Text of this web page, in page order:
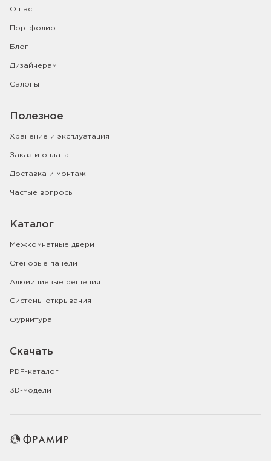
О нас
Портфолио
Блог
Дизайнерам
Салоны
Полезное
Хранение и эксплуатация
Заказ и оплата
Доставка и монтаж
Частые вопросы
Каталог
Межкомнатные двери
Стеновые панели
Алюминиевые решения
Системы открывания
Фурнитура
Скачать
PDF-каталог
3D-модели